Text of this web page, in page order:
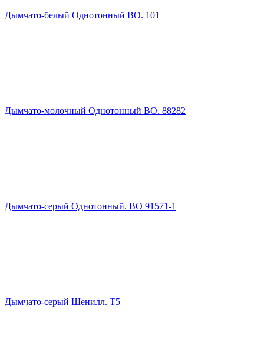
Дымчато-белый Однотонный ВО. 101
Дымчато-молочный Однотонный ВО. 88282
Дымчато-серый Однотонный. ВО 91571-1
Дымчато-серый Шенилл. Т5